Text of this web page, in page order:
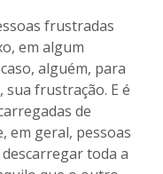
frustradas
em algum
alguém, para
frustração. E é
de
em geral, pessoas
toda a